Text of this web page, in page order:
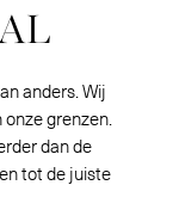
anders. Wij
onze grenzen.
dan de
tot de juiste